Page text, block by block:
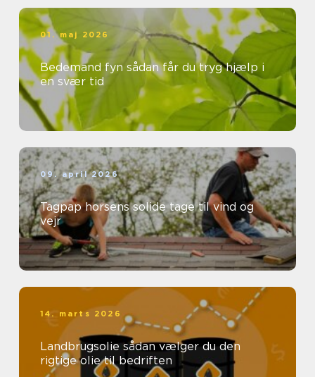
01. maj 2026
Bedemand fyn sådan får du tryg hjælp i
en svær tid
09. april 2026
Tagpap horsens solide tage til vind og
vejr
14. marts 2026
Landbrugsolie sådan vælger du den
rigtige olie til bedriften